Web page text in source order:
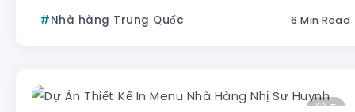
Nhà hàng Trung Quốc 6 Min Read